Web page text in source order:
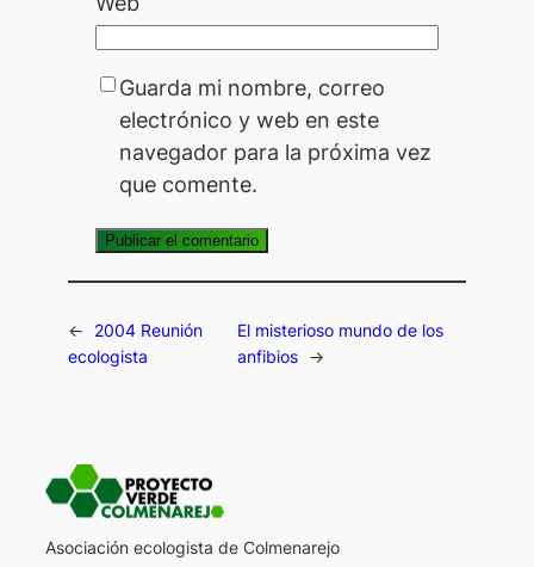
Guarda mi nombre, correo
electrónico y web en este
navegador para la próxima vez
que comente.
←
2004 Reunión
ecologista
El misterioso mundo de los
anfibios
→
Asociación ecologista de Colmenarejo